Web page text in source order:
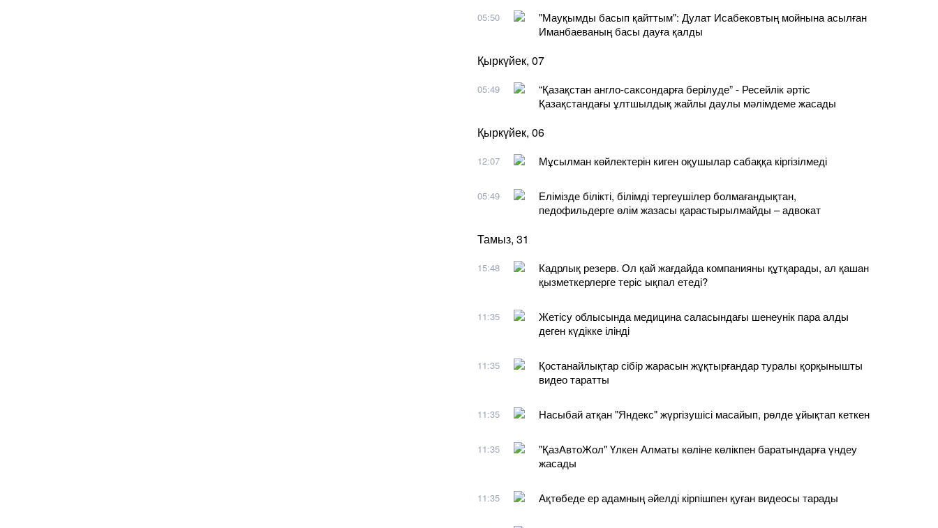
05:50
"Мауқымды басып қайттым": Дулат Исабековтың мойнына асылған
Иманбаеваның басы дауға қалды
Қыркүйек, 07
05:49
“Қазақстан англо-саксондарға берілуде” - Ресейлік әртіс
Қазақстандағы ұлтшылдық жайлы даулы мәлімдеме жасады
Қыркүйек, 06
12:07 Мұсылман көйлектерін киген оқушылар сабаққа кіргізілмеді
05:49
Елімізде білікті, білімді тергеушілер болмағандықтан,
педофильдерге өлім жазасы қарастырылмайды – адвокат
Тамыз, 31
15:48
Кадрлық резерв. Ол қай жағдайда компанияны құтқарады, ал қашан
қызметкерлерге теріс ықпал етеді?
11:35
Жетісу облысында медицина саласындағы шенеунік пара алды
деген күдікке ілінді
11:35
Қостанайлықтар сібір жарасын жұқтырғандар туралы қорқынышты
видео таратты
11:35 Насыбай атқан "Яндекс" жүргізушісі масайып, рөлде ұйықтап кеткен
11:35
"ҚазАвтоЖол" Үлкен Алматы көліне көлікпен баратындарға үндеу
жасады
11:35 Ақтөбеде ер адамның әйелді кірпішпен қуған видеосы тарады